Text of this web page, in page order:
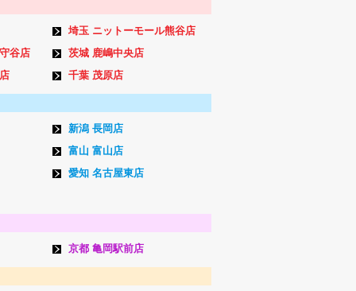
埼玉 ニットーモール熊谷店
谷店
茨城 鹿嶋中央店
千葉 茂原店
新潟 長岡店
富山 富山店
愛知 名古屋東店
京都 亀岡駅前店